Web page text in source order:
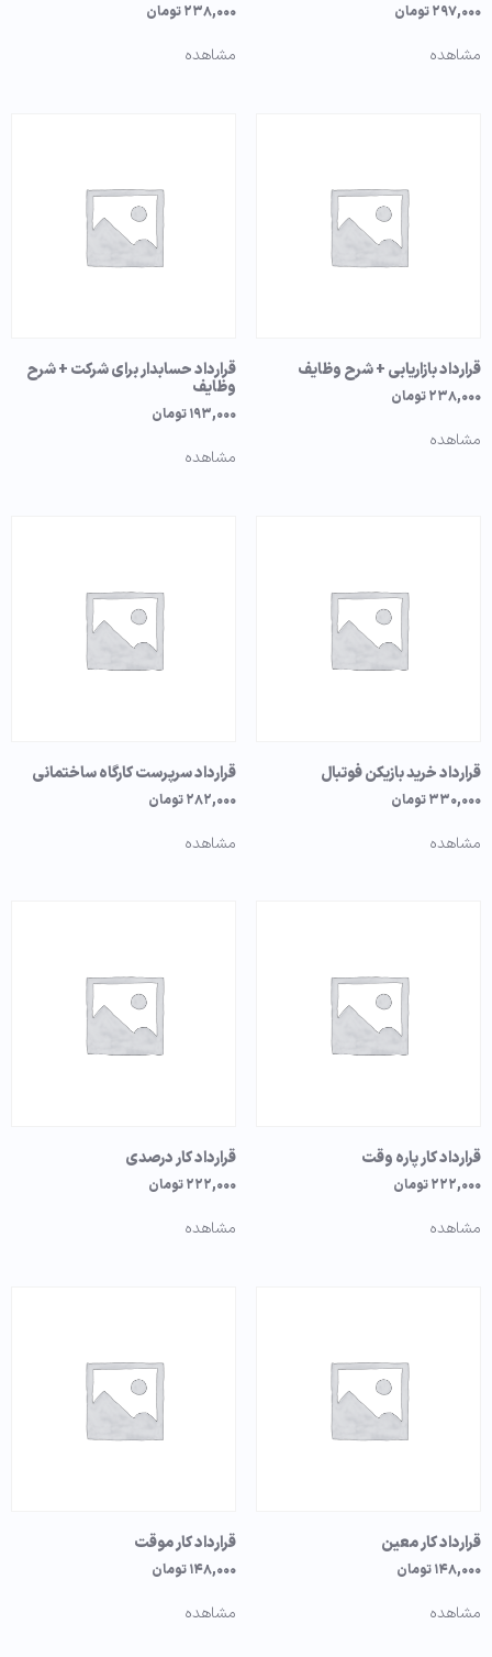
۲۹۷,۰۰۰تومان
مشاهده
۲۳۸,۰۰۰تومان
مشاهده
قرارداد بازاریابی + شرح وظایف
۲۳۸,۰۰۰تومان
مشاهده
قرارداد حسابدار برای شرکت + شرح
وظایف
۱۹۳,۰۰۰تومان
مشاهده
قرارداد خرید بازیکن فوتبال
۳۳۰,۰۰۰تومان
مشاهده
قرارداد سرپرست کارگاه ساختمانی
۲۸۲,۰۰۰تومان
مشاهده
قرارداد کار پاره وقت
۲۲۲,۰۰۰تومان
مشاهده
قرارداد کار درصدی
۲۲۲,۰۰۰تومان
مشاهده
قرارداد کار معین
۱۴۸,۰۰۰تومان
مشاهده
قرارداد کار موقت
۱۴۸,۰۰۰تومان
مشاهده